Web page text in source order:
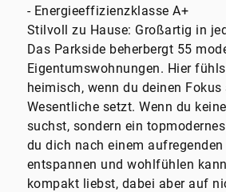
- Energieeffizienzklasse A+
Stilvoll zu Hause: Großartig in
Das Parkside beherbergt 55
Eigentumswohnungen. Hier
heimisch, wenn du deinen
Wesentliche setzt. Wenn du
suchst, sondern ein
du dich nach einem aufregenden
entspannen und wohlfühlen
kompakt liebst, dabei aber auf